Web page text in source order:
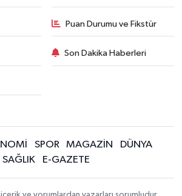
Puan Durumu ve Fikstür
Son Dakika Haberleri
SPOR MAGAZİN
DÜNYA
SAĞLIK
E-GAZETE